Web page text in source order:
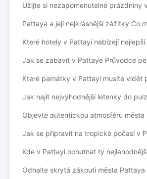
Užijte si nezapomenutelné prázdniny
Pattaya a její nejkrásnější zážitky Co
Které hotely v Pattayi nabízejí
Jak se zabavit v Pattaye Průvodce
Které památky v Pattayi musíte vidět
Jak najít nejvýhodnější letenky do
Objevte autentickou atmosféru
Jak se připravit na tropické počasí v
Kde v Pattayi ochutnat ty
Odhalte skrytá zákoutí města Pattaya